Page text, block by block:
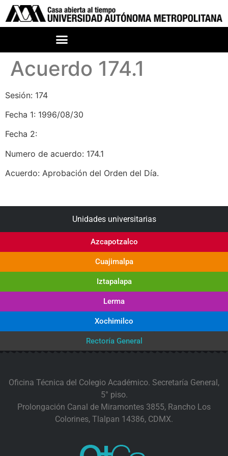
Acuerdo 174.1
Sesión: 174
Fecha 1: 1996/08/30
Fecha 2:
Numero de acuerdo: 174.1
Acuerdo: Aprobación del Orden del Día.
Unidades universitarias
Azcapotzalco
Cuajimalpa
Iztapalapa
Lerma
Xochimilco
Rectoría General
Oficina Técnica del Colegio Académico. Secretaría General,
5° piso.
Prolongación Canal de Miramontes 3855, Rancho Los
Colorines, Tlalpan 14386, CDMX.